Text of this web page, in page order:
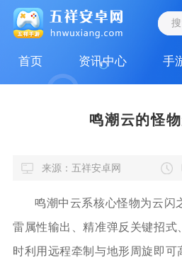
首页 资讯中心 手
鸣潮云的怪
来源：五祥安卓网
鸣潮中云系核心怪物为云闪
雷属性输出、精准弹反关键招式
时利用远程牵制与地形周旋即可